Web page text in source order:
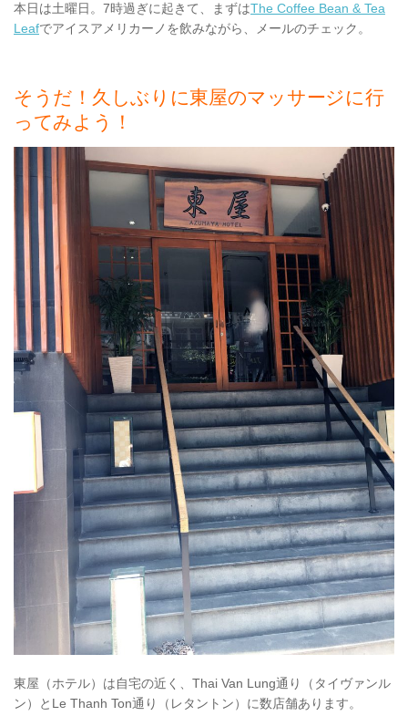
本日は土曜日。7時過ぎに起きて、まずはThe Coffee Bean & Tea
Leafでアイスアメリカーノを飲みながら、メールのチェック。
そうだ！久しぶりに東屋のマッサージに行
ってみよう！
東屋（ホテル）は自宅の近く、Thai Van Lung通り（タイヴァンル
ン）とLe Thanh Ton通り（レタントン）に数店舗あります。